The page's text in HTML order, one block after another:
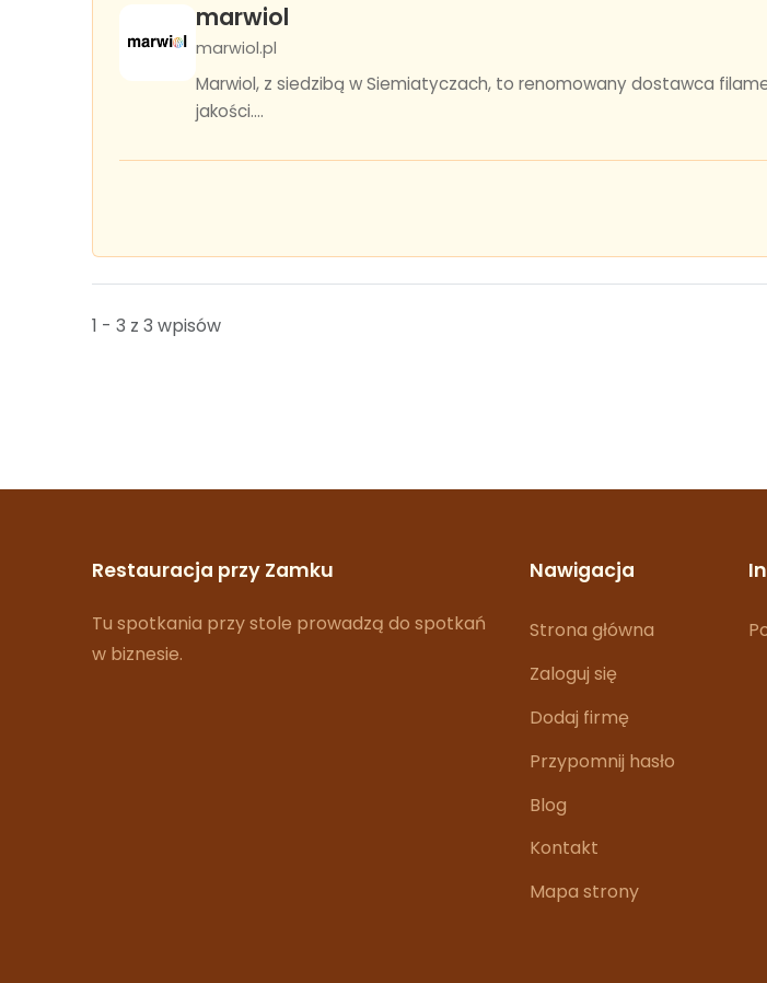
marwiol
marwiol.pl
Marwiol, z siedzibą w Siemiatyczach, to renomowany dostawca
jakości....
1 - 3 z 3 wpisów
Restauracja przy Zamku
Tu spotkania przy stole prowadzą do spotkań
w biznesie.
Nawigacja
Strona główna
Zaloguj się
Dodaj firmę
Przypomnij hasło
Blog
Kontakt
Mapa strony